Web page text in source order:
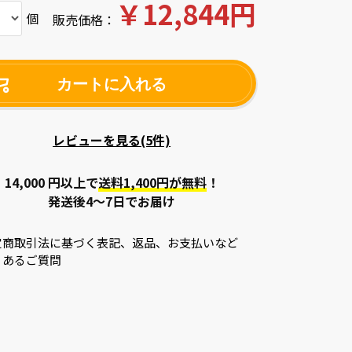
個 販売価格： ￥12,844円
カートに入れる
レビューを見る(5件)
14,000 円以上で送料1,400円が無料！
発送後4～7日でお届け
取引法に基づく表記、返品、お支払いなど
るご質問